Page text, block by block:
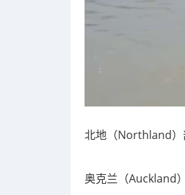
北地（Northland）
奥克兰（Auckland